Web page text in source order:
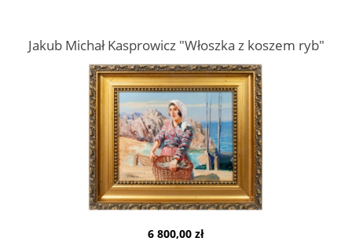
Jakub Michał Kasprowicz "Włoszka z koszem ryb"
6 800,00 zł